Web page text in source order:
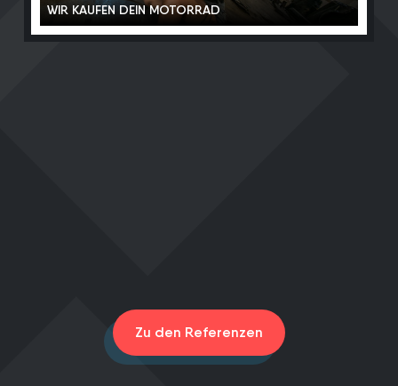
WIR KAUFEN DEIN MOTORRAD
Zu den Referenzen